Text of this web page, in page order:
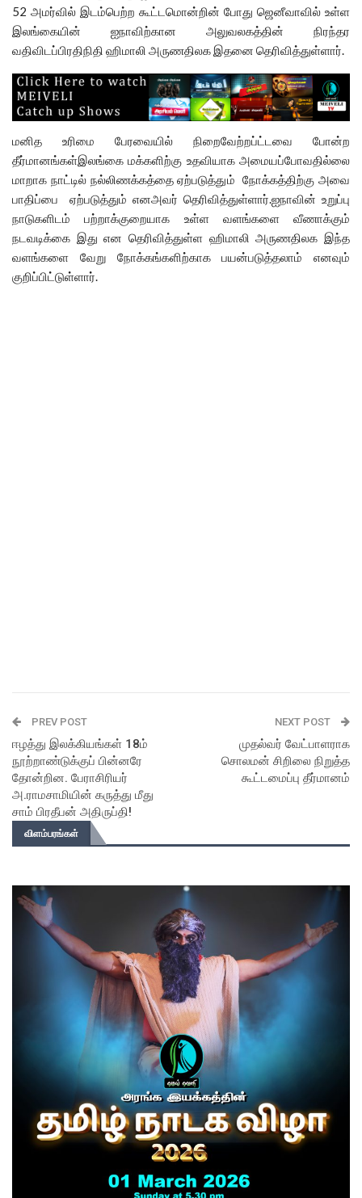
52 அமர்வில் இடம்பெற்ற கூட்டமொன்றின் போது ஜெனீவாவில் உள்ள
இலங்கையின் ஐநாவிற்கான அலுவலகத்தின் நிரந்தர
வதிவிடப்பிரதிநிதி ஹிமாலி அருணதிலக இதனை தெரிவித்துள்ளார்.
மனித உரிமை பேரவையில் நிறைவேற்றப்ட்டவை போன்ற
தீர்மானங்கள்இலங்கை மக்களிற்கு உதவியாக அமையப்போவதில்லை
மாறாக நாட்டில் நல்லிணக்கத்தை ஏற்படுத்தும் நோக்கத்திற்கு அவை
பாதிப்பை ஏற்படுத்தும் எனஅவர் தெரிவித்துள்ளார்.ஐநாவின் உறுப்பு
நாடுகளிடம் பற்றாக்குறையாக உள்ள வளங்களை வீணாக்கும்
நடவடிக்கை இது என தெரிவித்துள்ள ஹிமாலி அருணதிலக இந்த
வளங்களை வேறு நோக்கங்களிற்காக பயன்படுத்தலாம் எனவும்
குறிப்பிட்டுள்ளார்.
PREV POST
ஈழத்து இலக்கியங்கள் 18ம்
நூற்றாண்டுக்குப் பின்னரே
தோன்றின. பேராசிரியர்
அ.ராமசாமியின் கருத்து மீது
சாம் பிரதீபன் அதிருப்தி!
NEXT POST
முதல்வர் வேட்பாளராக
சொலமன் சிறிலை நிறுத்த
கூட்டமைப்பு தீர்மானம்
விளம்பரங்கள்